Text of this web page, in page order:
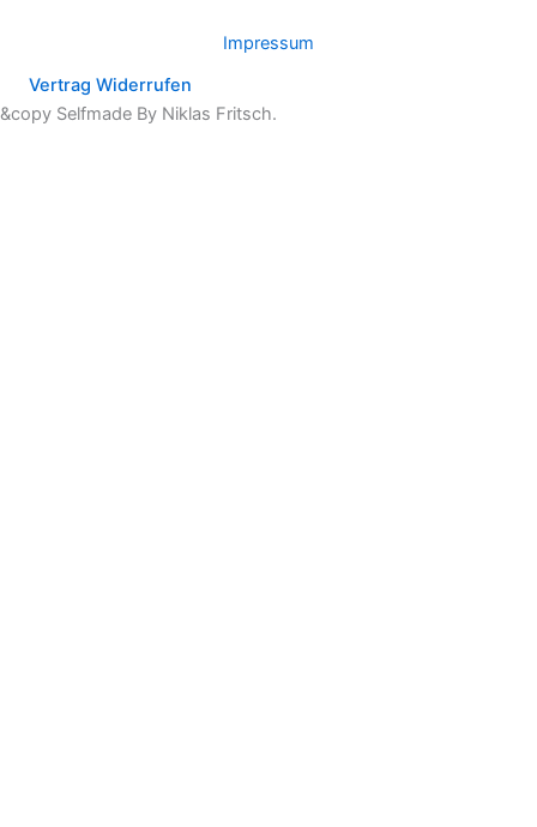
Impressum
Vertrag Widerrufen
&copy Selfmade By Niklas Fritsch.